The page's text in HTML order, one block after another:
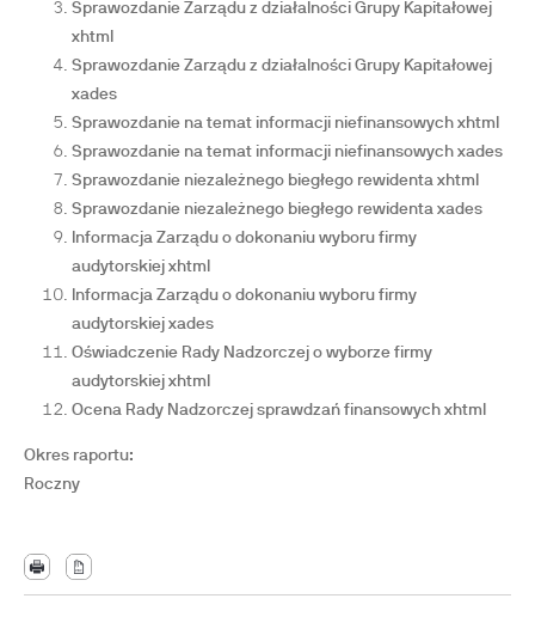
Sprawozdanie Zarządu z działalności Grupy Kapitałowej
xhtml
Sprawozdanie Zarządu z działalności Grupy Kapitałowej
xades
Sprawozdanie na temat informacji niefinansowych xhtml
Sprawozdanie na temat informacji niefinansowych xades
Sprawozdanie niezależnego biegłego rewidenta xhtml
Sprawozdanie niezależnego biegłego rewidenta xades
Informacja Zarządu o dokonaniu wyboru firmy
audytorskiej xhtml
Informacja Zarządu o dokonaniu wyboru firmy
audytorskiej xades
Oświadczenie Rady Nadzorczej o wyborze firmy
audytorskiej xhtml
Ocena Rady Nadzorczej sprawdzań finansowych xhtml
Okres raportu:
Roczny